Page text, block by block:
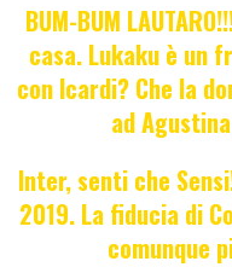
BUM-BUM
casa. Lukaku è un
con Icardi? Che la
ad
Inter, senti che
2019. La fiducia di
comunque